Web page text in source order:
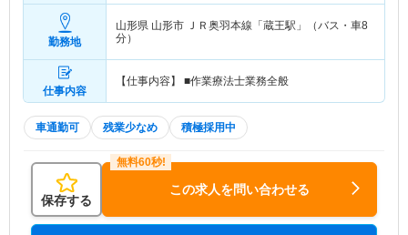
勤務地
山形県 山形市 ＪＲ奥羽本線「蔵王駅」（バス・車8
分）
仕事内容
【仕事内容】 ■作業療法士業務全般
車通勤可 残業少なめ 積極採用中
保存する
この求人を問い合わせる